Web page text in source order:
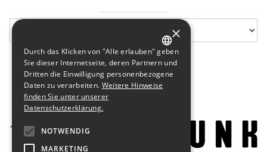
GERMAN
ENGLISH
×
Durch das Klicken von "Alle erlauben" geben
Sie dieser Internetseite, deren Partnern und
Dritten die Einwilligung personenbezogene
Daten zu verarbeiten. Weitere Hinweise
finden Sie unter unserer
Datenschutzerklärung.
NOTWENDIG
MARKETING